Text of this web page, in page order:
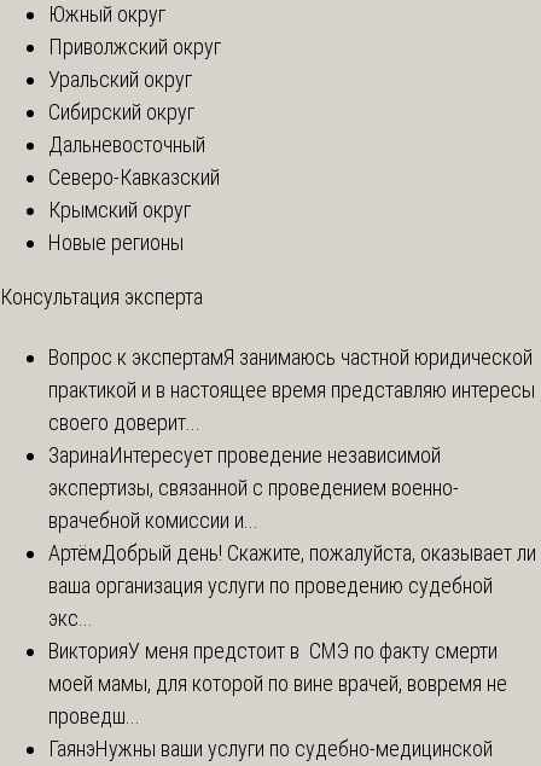
Южный округ
Приволжский округ
Уральский округ
Сибирский округ
Дальневосточный
Северо-Кавказский
Крымский округ
Новые регионы
Консультация эксперта
Вопрос к экспертамЯ занимаюсь частной юридической
практикой и в настоящее время представляю интересы
своего доверит...
ЗаринаИнтересует проведение независимой
экспертизы, связанной с проведением военно-
врачебной комиссии и...
АртёмДобрый день! Скажите, пожалуйста, оказывает ли
ваша организация услуги по проведению судебной
экс...
ВикторияУ меня предстоит в СМЭ по факту смерти
моей мамы, для которой по вине врачей, вовремя не
проведш...
ГаянэНужны ваши услуги по судебно-медицинской